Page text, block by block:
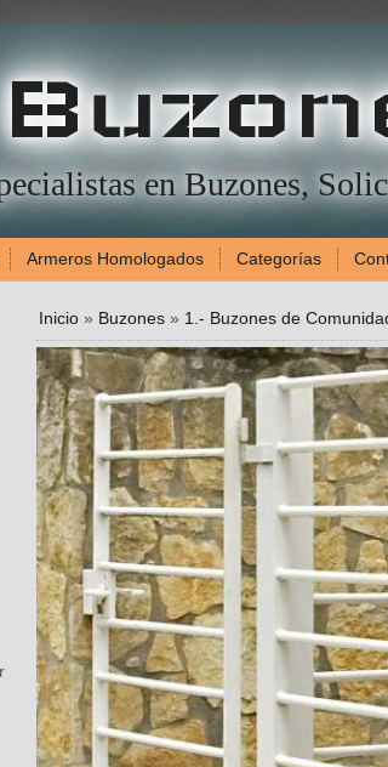
en Buzones,
Armeros Homologados Categorías
Inicio» Buzones» 1.- Buzones de